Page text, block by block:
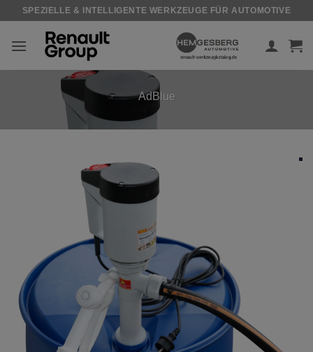
springen
SPEZIELLE & INTELLIGENTE WERKZEUGE FÜR AUTOMOTIVE
AdBlue